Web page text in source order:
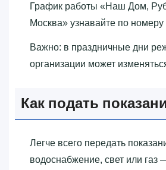
График работы «‎Наш Дом,
Москва»‎ узнавайте по
Важно: в праздничные дни
организации может
Как подать
Легче всего передать
водоснабжение, свет или газ